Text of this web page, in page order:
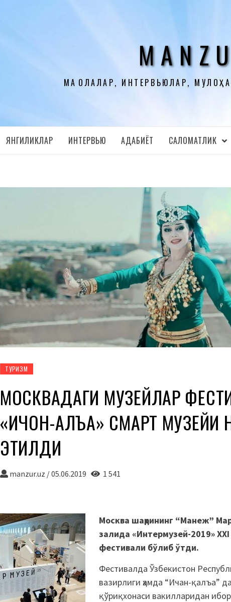
МАҚОЛАЛАР, ИНТЕРВЬЮЛАР,
ЯНГИЛИКЛАР ИНТЕРВЬЮ АДАБИЁТ CАЛОМАТЛИК
ТУРИЗМ
МОСКВАДАГИ МУЗЕЙЛАР
«ИЧОН-ҚАЛЪА» СМАРТ
ЭТИЛДИ
manzur.uz /05.06.2019 1 541
Москва шаҳрининг “Манеж”
залида «Интермузей-2019»
фестивали бўлиб ўтди.
Фестивалда Ўзбекистон
вазирлиги ҳамда “Ичан-қалъа”
қўриқхонаси вакилларидан